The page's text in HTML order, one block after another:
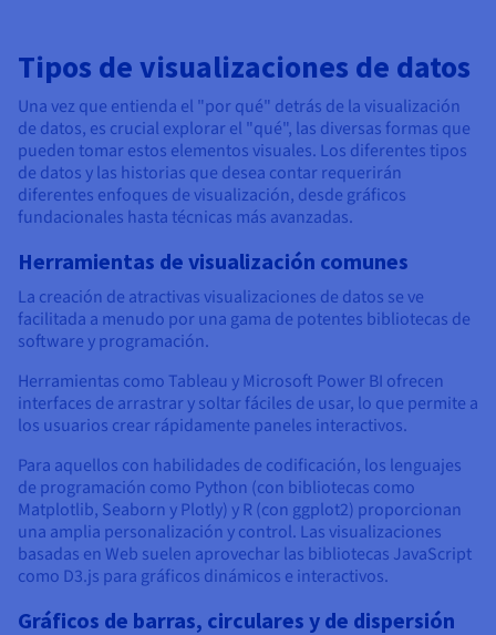
Tipos de visualizaciones de datos
Una vez que entienda el "por qué" detrás de la visualización
de datos, es crucial explorar el "qué", las diversas formas que
pueden tomar estos elementos visuales. Los diferentes tipos
de datos y las historias que desea contar requerirán
diferentes enfoques de visualización, desde gráficos
fundacionales hasta técnicas más avanzadas.
Herramientas de visualización comunes
La creación de atractivas visualizaciones de datos se ve
facilitada a menudo por una gama de potentes bibliotecas de
software y programación.
Herramientas como Tableau y Microsoft Power BI ofrecen
interfaces de arrastrar y soltar fáciles de usar, lo que permite a
los usuarios crear rápidamente paneles interactivos.
Para aquellos con habilidades de codificación, los lenguajes
de programación como Python (con bibliotecas como
Matplotlib, Seaborn y Plotly) y R (con ggplot2) proporcionan
una amplia personalización y control. Las visualizaciones
basadas en Web suelen aprovechar las bibliotecas JavaScript
como D3.js para gráficos dinámicos e interactivos.
Gráficos de barras, circulares y de dispersión